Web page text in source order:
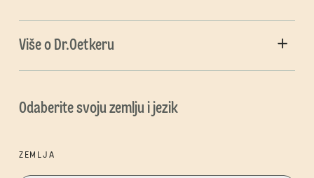
Više o Dr.Oetkeru
Odaberite svoju zemlju i jezik
ZEMLJA